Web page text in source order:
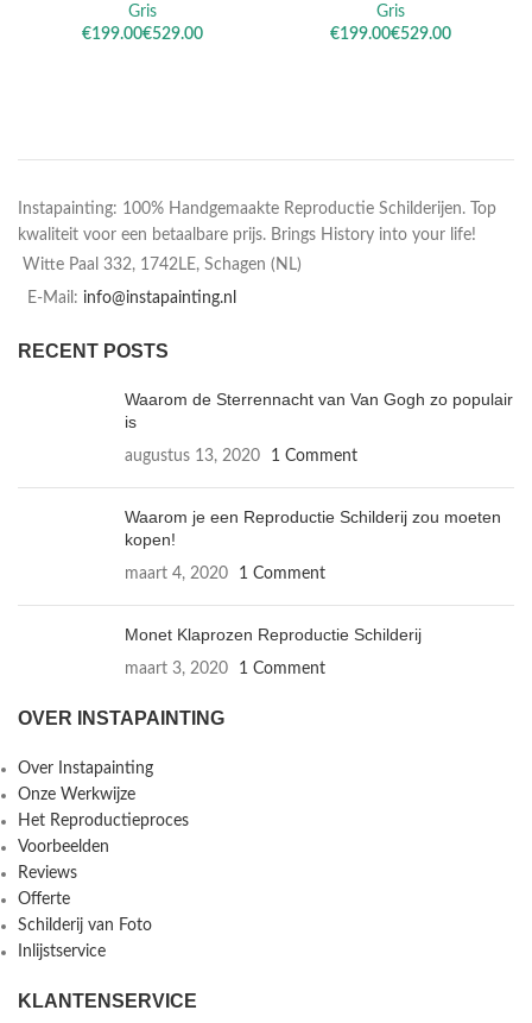
Gris
€
€
Gris
€
€
Instapainting: 100% Handgemaakte Reproductie Schilderijen. Top
kwaliteit voor een betaalbare prijs. Brings History into your life!
Witte Paal 332, 1742LE, Schagen (NL)
E-Mail: info@instapainting.nl
RECENT POSTS
Waarom de Sterrennacht van Van Gogh zo populair
is
augustus 13, 2020 1 Comment
Waarom je een Reproductie Schilderij zou moeten
kopen!
maart 4, 2020 1 Comment
Monet Klaprozen Reproductie Schilderij
maart 3, 2020 1 Comment
OVER INSTAPAINTING
Over Instapainting
Onze Werkwijze
Het Reproductieproces
Voorbeelden
Reviews
Offerte
Schilderij van Foto
Inlijstservice
KLANTENSERVICE